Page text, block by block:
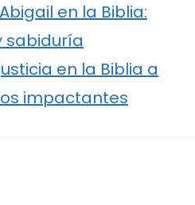
en la Biblia:
sabiduría
en la Biblia a
impactantes